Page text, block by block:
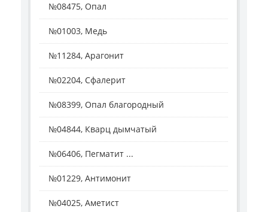
№08475, Опал
№01003, Медь
№11284, Арагонит
№02204, Сфалерит
№08399, Опал благородный
№04844, Кварц дымчатый
№06406, Пегматит ...
№01229, Антимонит
№04025, Аметист